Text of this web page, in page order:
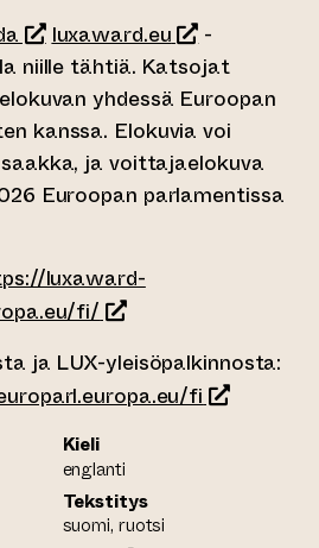
(siirtyy toiseen
luxaward.eu(siirtyy
-
niille tähtiä. Katsojat
yhdessä Euroopan
kanssa. Elokuvia voi
ja voittajaelokuva
Euroopan parlamentissa
luxaward-
fi/ (siirtyy toiseen
ja LUX-yleisöpalkinnosta:
fi (siirtyy
Kieli
englanti
Tekstitys
suomi, ruotsi